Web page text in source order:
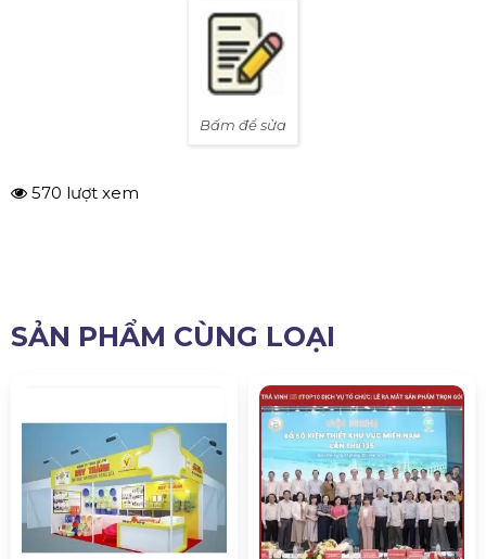
Bấm để sửa
570 lượt xem
SẢN PHẨM CÙNG LOẠI